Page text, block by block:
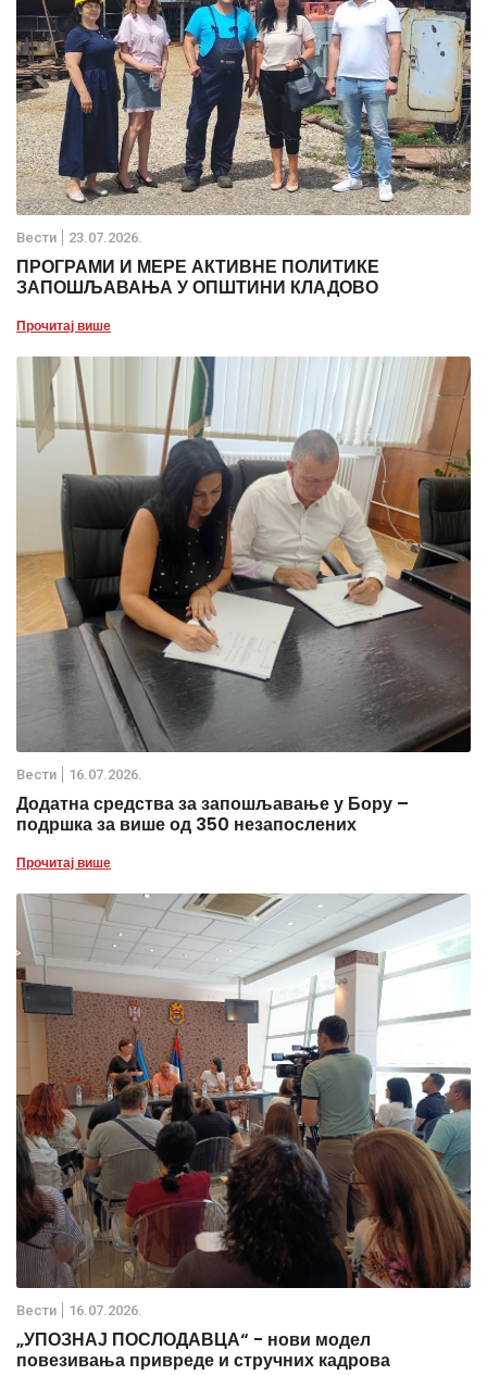
Вести 23.07.2026.
ПРОГРАМИ И МЕРЕ АКТИВНЕ ПОЛИТИКЕ
ЗАПОШЉАВАЊА У ОПШТИНИ КЛАДОВО
Прочитај више
Вести 16.07.2026.
Додатна средства за запошљавање у Бору –
подршка за више од 350 незапослених
Прочитај више
Вести 16.07.2026.
„УПОЗНАЈ ПОСЛОДАВЦА“ - нови модел
повезивања привреде и стручних кадрова